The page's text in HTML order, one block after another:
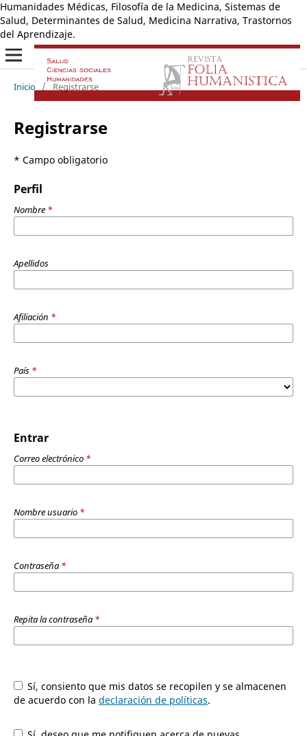
Humanidades Médicas, Filosofía de la Medicina, Sistemas de
Salud, Determinantes de Salud, Medicina Narrativa, Trastornos
del Aprendizaje.
Inicio / Registrarse
Registrarse
* Campo obligatorio
Perfil
Nombre *
Apellidos
Afiliación *
País *
Entrar
Correo electrónico *
Nombre usuario *
Contraseña *
Repita la contraseña *
Sí, consiento que mis datos se recopilen y se almacenen
de acuerdo con la declaración de políticas.